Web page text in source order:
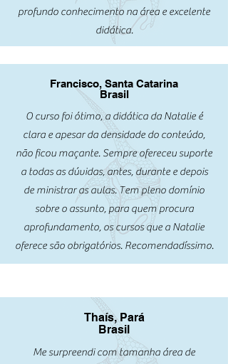
profundo conhecimento na área e excelente
didática.
Francisco, Santa Catarina
Brasil
O curso foi ótimo, a didática da Natalie é
clara e apesar da densidade do conteúdo,
não ficou maçante. Sempre ofereceu suporte
a todas as dúvidas, antes, durante e depois
de ministrar as aulas. Tem pleno domínio
sobre o assunto, para quem procura
aprofundamento, os cursos que a Natalie
oferece são obrigatórios. Recomendadíssimo.
Thaís, Pará
Brasil
Me surpreendi com tamanha área de